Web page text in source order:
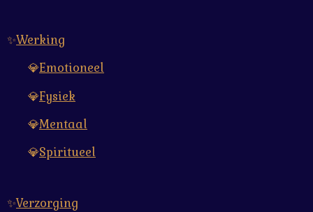
✨Werking
💎Emotioneel
💎Fysiek
💎Mentaal
💎Spiritueel
✨Verzorging